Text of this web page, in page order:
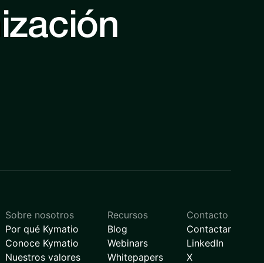
Sobre nosotros
Por qué Kymatio
Conoce Kymatio
Nuestros valores
Recursos
Blog
Webinars
Whitepapers
Contacto
Contactar
LinkedIn
X